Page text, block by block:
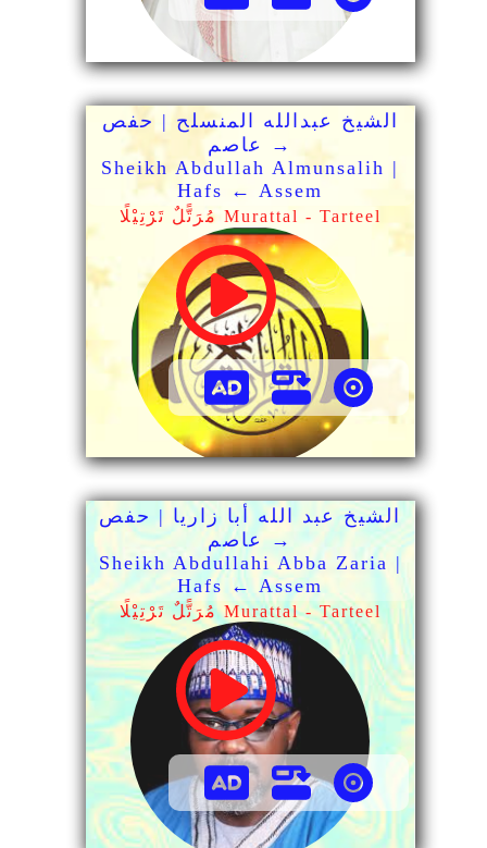
الشيخ عبدالله المنسلح | حفص
→ عاصم
Sheikh Abdullah Almunsalih |
Hafs ← Assem
مُرَتًّلٌ تَرْتِيْلًا Murattal - Tarteel
الشيخ عبد الله أبا زاريا | حفص
→ عاصم
Sheikh Abdullahi Abba Zaria |
Hafs ← Assem
مُرَتًّلٌ تَرْتِيْلًا Murattal - Tarteel